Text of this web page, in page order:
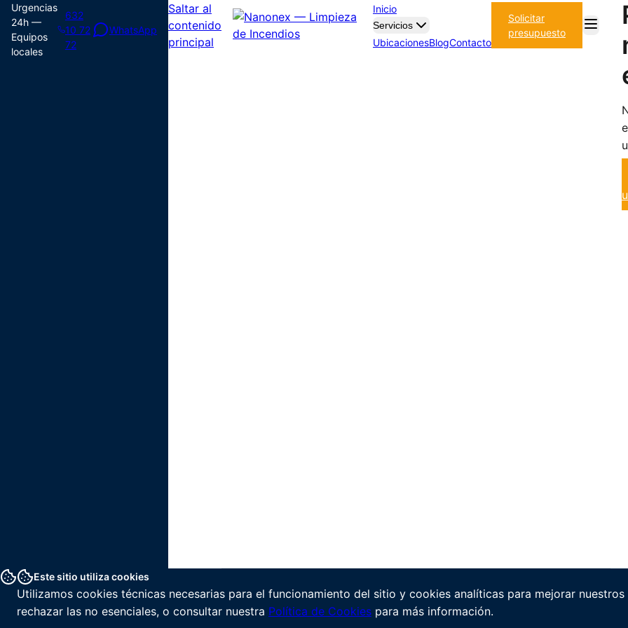
Urgencias
24h —
Equipos
locales
632
10 72
72
WhatsApp
Saltar al
contenido
principal
Inicio
Servicios
UbicacionesBlogContacto
Solicitar
presupuesto
Este sitio utiliza cookies
Utilizamos cookies técnicas necesarias para el funcionamiento del sitio y cookies analíticas para mejorar
rechazar las no esenciales, o consultar nuestra Política de Cookies para más información.